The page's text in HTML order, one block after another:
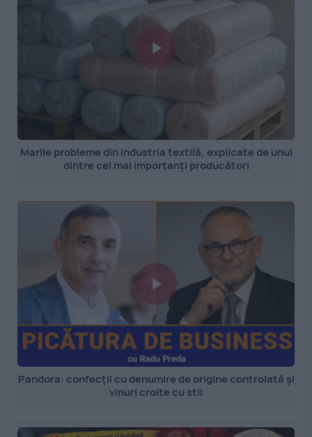
Marile probleme din industria textilă, explicate de unul
dintre cei mai importanți producători
Pandora: confecții cu denumire de origine controlată și
vinuri croite cu stil